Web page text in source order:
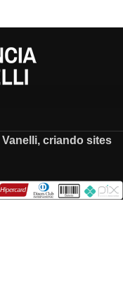
Vanelli, criando sites